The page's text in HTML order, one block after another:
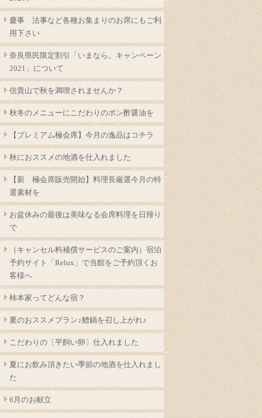
慶事 法事など各種お集まりのお席にもご利
用下さい
奈良県民限定割引「いまなら。キャンペーン
2021」について
信貴山で秋を満喫されませんか？
秋冬のメニューにこだわりのポン酢醤油を
【プレミアム極会席】今月の逸品はコチラ
秋におススメの地酒を仕入れました
【新 極会席販売開始】料理長厳選今月の特
選素材を
お盆休みの最後は美味なる会席料理を日帰り
で
（キャンセル料補償サービスのご案内）宿泊
予約サイト「Relux」で当館をご予約頂くお
客様へ
柿本家ってどんな宿？
夏のおススメプラン♪鱧鍋を召し上がれ♪
こだわりの〔平飼い卵〕仕入れました
夏にお飲み頂きたい季節の地酒を仕入れまし
た
6月のお献立